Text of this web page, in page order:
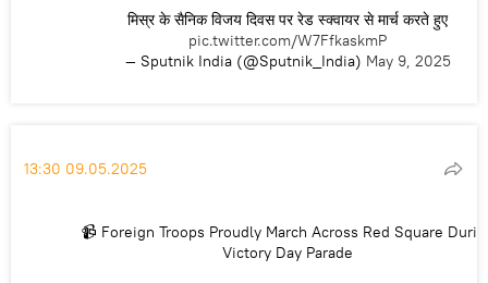
मिस्र के सैनिक विजय दिवस पर रेड स्क्वायर से मार्च करते हुए
pic.twitter.com/W7FfkaskmP
— Sputnik India (@Sputnik_India) May 9, 2025
13:30 09.05.2025
📹 Foreign Troops Proudly March Across Red Square
Victory Day Parade